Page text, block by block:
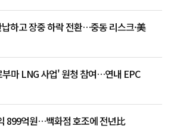
하고 장중 하락 전환…중동 리스크·美
마 LNG 사업' 원청 참여…연내 EPC
899억원…백화점 호조에 전년比